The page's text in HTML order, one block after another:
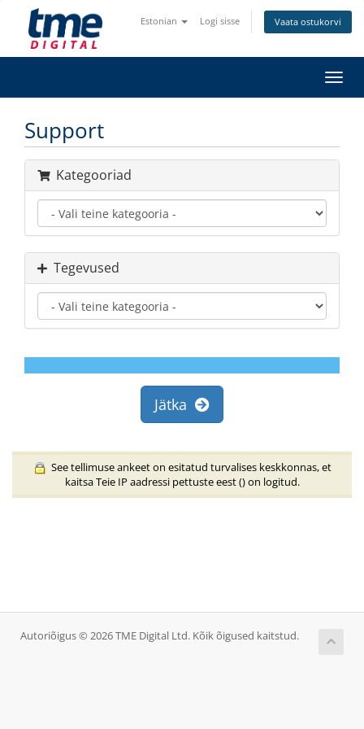
Estonian Logi sisse Vaata ostukorvi
Support
Kategooriad
Tegevused
Jätka
See tellimuse ankeet on esitatud turvalises keskkonnas, et
kaitsa Teie IP aadressi pettuste eest () on logitud.
Autoriõigus © 2026 TME Digital Ltd. Kõik õigused kaitstud.